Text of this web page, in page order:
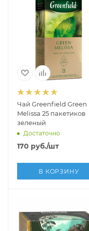
Чай Greenfield Green
Melissa 25 пакетиков
зеленый
Достаточно
170 руб./шт
В КОРЗИНУ